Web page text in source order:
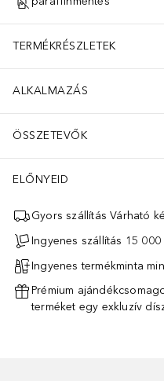
TERMÉKRÉSZLETEK
ALKALMAZÁS
ÖSSZETEVŐK
ELŐNYEID
Gyors szállítás Várható
Ingyenes szállítás 15 000
Ingyenes termékminta
Prémium
terméket egy exkluzív